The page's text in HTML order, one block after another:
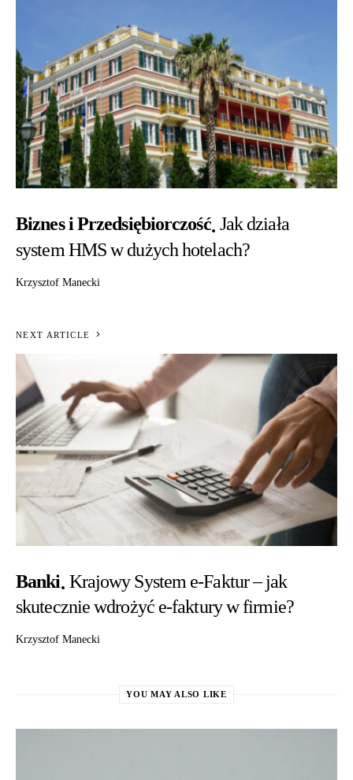
Biznes i Przedsiębiorczość Jak działa
system HMS w dużych hotelach?
Krzysztof Manecki
NEXT ARTICLE
Banki Krajowy System e-Faktur – jak
skutecznie wdrożyć e-faktury w firmie?
Krzysztof Manecki
YOU MAY ALSO LIKE